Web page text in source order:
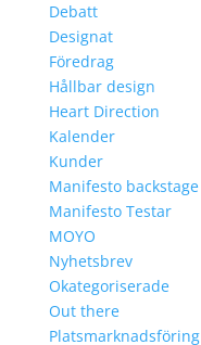
Debatt
Designat
Föredrag
Hållbar design
Heart Direction
Kalender
Kunder
Manifesto backstage
Manifesto Testar
MOYO
Nyhetsbrev
Okategoriserade
Out there
Platsmarknadsföring